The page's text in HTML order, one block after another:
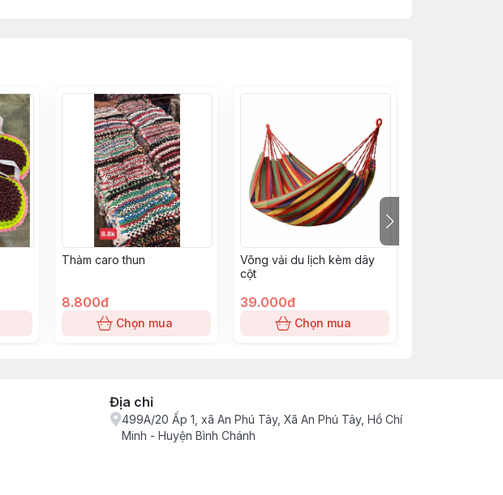
Thảm caro thun
8.800đ
Chọn mua
Võng vải du lịch kèm dây
cột
39.000đ
Chọn mua
Địa chỉ
499A/20 Ấp 1, xã An Phú Tây, Xã An Phú Tây, Hồ Chí
Minh - Huyện Bình Chánh